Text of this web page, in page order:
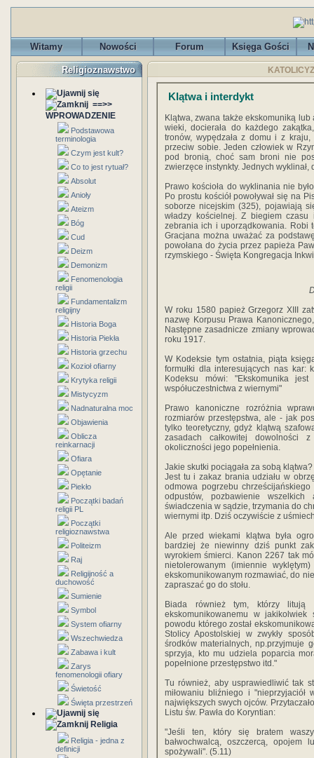
Witamy Nowości Forum Księga Gości
Religioznawstwo
==>>
WPROWADZENIE
Podstawowa
terminologia
Czym jest kult?
Co to jest rytuał?
Absolut
Anioły
Ateizm
Bóg
Cud
Deizm
Demonizm
Fenomenologia
religii
Fundamentalizm
religijny
Historia Boga
Historia Piekła
Historia grzechu
Kozioł ofiarny
Krytyka religii
Mistycyzm
Nadnaturalna moc
Objawienia
Oblicza
reinkarnacji
Ofiara
Opętanie
Piekło
Początki badań
religii PL
Początki
religioznawstwa
Politeizm
Raj
Religijność a
duchowość
Sumienie
Symbol
System ofiarny
Wszechwiedza
Zabawa i kult
Zarys
fenomenologii ofiary
Świetość
Święta przestrzeń
Religia
Religia - jedna z
definicji
Klątwa i interdykt
Klątwa, zwana także ekskomuniką lub
wieki, docierała do każdego
tronów, wypędzała z domu i z
przeciw sobie. Jeden człowiek w
pod bronią, choć sam broni nie
zwierzęce instynkty. Jednych wyklinał,
Prawo kościoła do wyklinania nie
Po prostu kościół powoływał się na
soborze nicejskim (325), pojawiają
władzy kościelnej. Z biegiem
zebrania ich i uporządkowania. Robi
Gracjana można uważać za
powołana do życia przez papieża
rzymskiego - Święta Kongregacja
W roku 1580 papież Grzegorz XIII
nazwę Korpusu Prawa
Następne zasadnicze zmiany
roku 1917.
W Kodeksie tym ostatnia, piąta
formułki dla interesujących nas
Kodeksu mówi: "Ekskomunika
współuczestnictwa z wiernymi"
Prawo kanoniczne rozróżnia
rozmiarów przestępstwa, ale - jak
tylko teoretyczny, gdyż klątwą
zasadach całkowitej dowolności
okoliczności jego popełnienia.
Jakie skutki pociągała za sobą
Jest tu i zakaz brania udziału w
odmowa pogrzebu
odpustów, pozbawienie wszelkich
świadczenia w sądzie, trzymania do
wiernymi itp. Dziś oczywiście z
Ale przed wiekami klątwa była
bardziej że niewinny dziś punkt
wyrokiem śmierci. Kanon 2267 tak
nietolerowanym (imiennie
ekskomunikowanym rozmawiać, do
zapraszać go do stołu.
Biada również tym, którzy
ekskomunikowanemu w
powodu którego został
Stolicy Apostolskiej w zwykły
środków materialnych, np.przyjmuje
sprzyja, kto mu udziela poparcia
popełnione przestępstwo itd."
Tu również, aby usprawiedliwić tak
miłowaniu bliźniego i "nieprzyjaciół
największych swych ojców.
Listu św. Pawła do Koryntian:
"Jeśli ten, który się bratem
bałwochwalcą, oszczercą,
spożywali". (5.11)